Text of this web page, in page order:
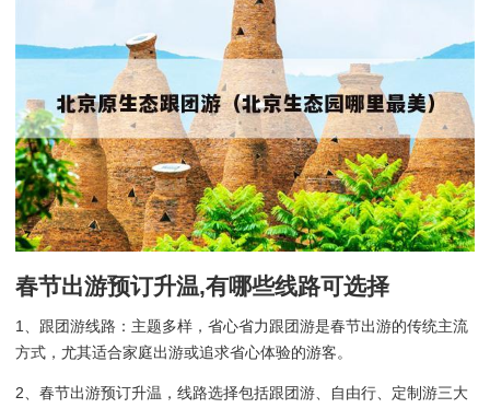
春节出游预订升温,有哪些线路可选择
1、跟团游线路：主题多样，省心省力跟团游是春节出游的传统主流
方式，尤其适合家庭出游或追求省心体验的游客。
2、春节出游预订升温，线路选择包括跟团游、自由行、定制游三大